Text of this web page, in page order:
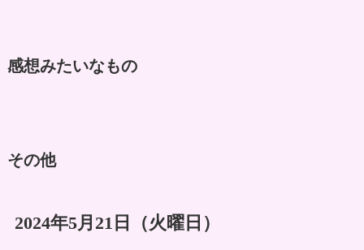
感想みたいなもの
その他
2024年5月21日（火曜日）